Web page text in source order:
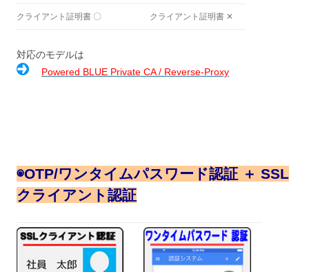
クライアント証明書 〇 クライアント証明書 ✕
対応のモデルは
Powered BLUE Private CA / Reverse-Proxy
◉OTP/ワンタイムパスワード認証 ＋ SSL
クライアント認証